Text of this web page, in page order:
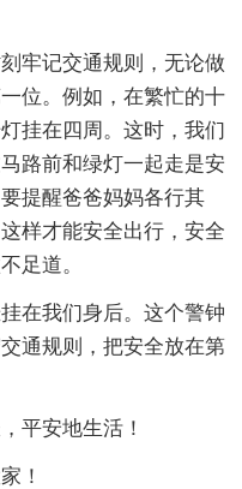
牢记交通规则，无论做
位。例如，在繁忙的十
挂在四周。这时，我们
路前和绿灯一起走是安
提醒爸爸妈妈各行其
样才能安全出行，安全
足道。
在我们身后。这个警钟
通规则，把安全放在第
平安地生活！
！